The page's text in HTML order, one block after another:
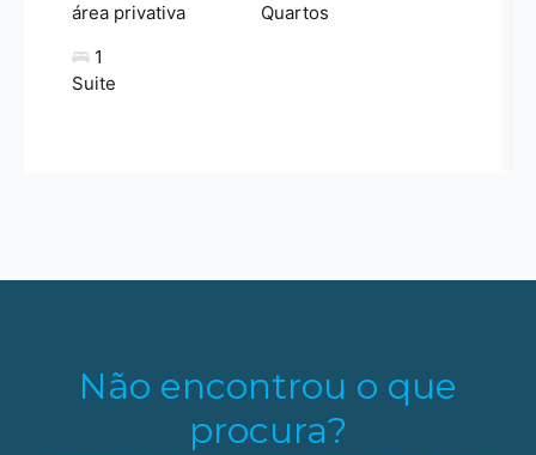
área privativa
Quartos
1
Suite
Não encontrou o que
procura?